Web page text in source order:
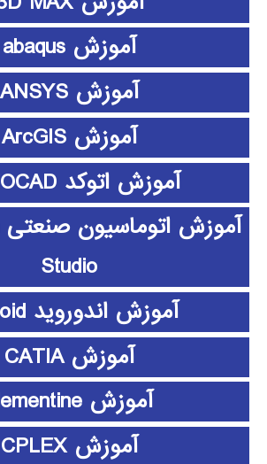
آموزش abaqus
آموزش ANSYS
آموزش ArcGIS
آموزش اتوکد AUTOCAD
Studio
آموزش اندوروید android
آموزش CATIA
آموزش clementine
آموزش CPLEX